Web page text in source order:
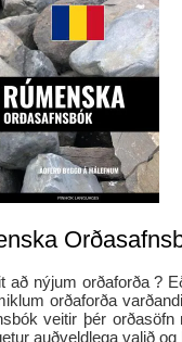
að nýjum orðaforða ?
orðaforða
veitir þér
auðveldlega valið